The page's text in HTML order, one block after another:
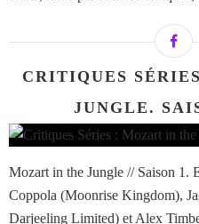
CRITIQUES
JUNGLE.
Mozart in the Jungle // Saison 1.
Coppola (Moonrise Kingdom),
Darjeeling Limited) et Alex